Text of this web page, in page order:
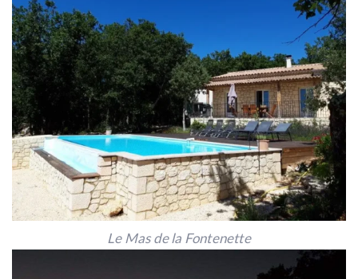
Le Mas de la Fontenette